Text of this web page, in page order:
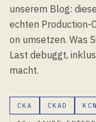
unserem Blog:
echten Production-
on umsetzen. Was
Last debuggt,
macht.
CKA CKAD